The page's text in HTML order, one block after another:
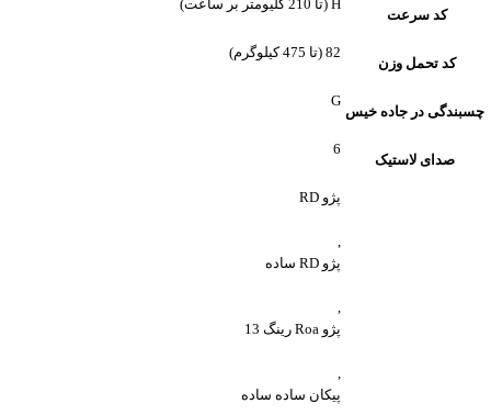
کد سرعت
H (تا 210 کلیومتر بر ساعت)
کد تحمل وزن
82 (تا 475 کیلوگرم)
چسبندگی در جاده خیس
G
صدای لاستیک
6
پژو RD
,
پژو RD ساده
,
پژو Roa رینگ 13
,
پیکان ساده ساده